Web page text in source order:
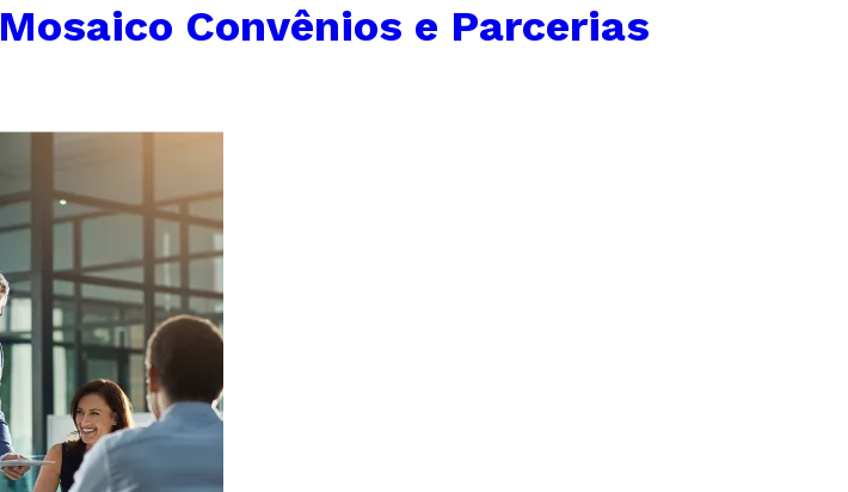
Mosaico Convênios e Parcerias